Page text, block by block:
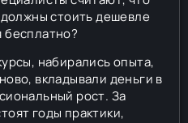
стоить дешевле
бесплатно?
набирались опыта,
вкладывали деньги в
рост. За
годы практики,